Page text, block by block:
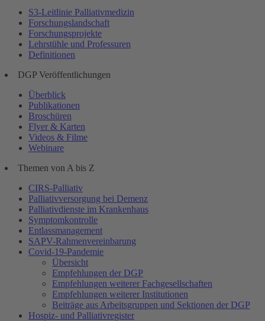
S3-Leitlinie Palliativmedizin
Forschungslandschaft
Forschungsprojekte
Lehrstühle und Professuren
Definitionen
DGP Veröffentlichungen
Überblick
Publikationen
Broschüren
Flyer & Karten
Videos & Filme
Webinare
Themen von A bis Z
CIRS-Palliativ
Palliativversorgung bei Demenz
Palliativdienste im Krankenhaus
Symptomkontrolle
Entlassmanagement
SAPV-Rahmenvereinbarung
Covid-19-Pandemie
Übersicht
Empfehlungen der DGP
Empfehlungen weiterer Fachgesellschaften
Empfehlungen weiterer Institutionen
Beiträge aus Arbeitsgruppen und Sektionen der DGP
Hospiz- und Palliativregister